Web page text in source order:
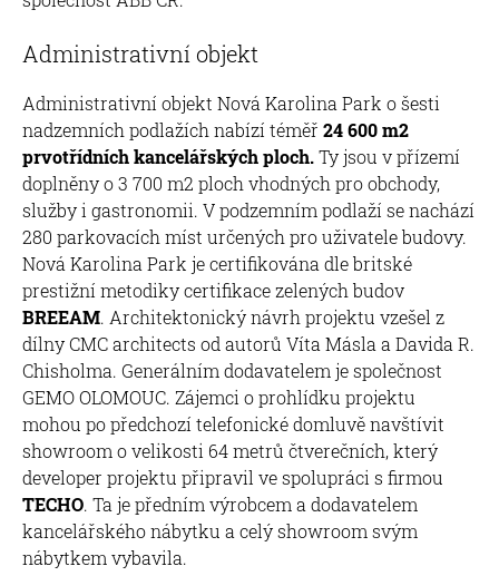
Administrativní objekt
Administrativní objekt Nová Karolina Park o šesti
nadzemních podlažích nabízí téměř 24 600 m2
prvotřídních kancelářských ploch.Ty jsou v přízemí
doplněny o 3 700 m2 ploch vhodných pro obchody,
služby i gastronomii. V podzemním podlaží se nachází
280 parkovacích míst určených pro uživatele budovy.
Nová Karolina Park je certifikována dle britské
prestižní metodiky certifikace zelených budov
BREEAM. Architektonický návrh projektu vzešel z
dílny CMC architects od autorů Víta Másla a Davida R.
Chisholma. Generálním dodavatelem je společnost
GEMO OLOMOUC. Zájemci o prohlídku projektu
mohou po předchozí telefonické domluvě navštívit
showroom o velikosti 64 metrů čtverečních, který
developer projektu připravil ve spolupráci s firmou
TECHO. Ta je předním výrobcem a dodavatelem
kancelářského nábytku a celý showroom svým
nábytkem vybavila.